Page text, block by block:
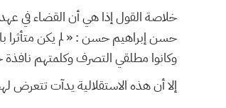
خلاصة القول إذا هي أن القضاء في
حسن إبراهيم حسن : « لم يكن متأثرا
وكانوا مطلقي التصرف وكلمتهم
إلا أن هذه الاستقلالية يدآت